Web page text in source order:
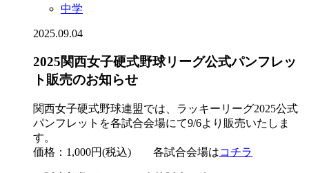
中学
2025.09.04
2025関西女子硬式野球リーグ公式パンフレッ
ト販売のお知らせ
関西女子硬式野球連盟では、ラッキーリーグ2025公式
パンフレットを各試合会場にて9/6より販売いたしま
す。
価格：1,000円(税込) 各試合会場はコチラ